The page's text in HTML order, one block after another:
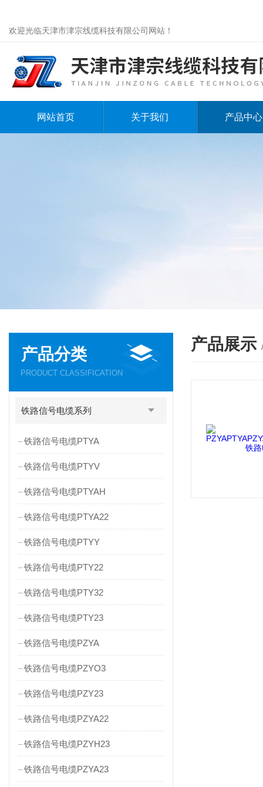
欢迎光临天津市津宗线缆科技有限公司网站！
网站首页 关于我们 产品中心
产品分类
PRODUCT CLASSIFICATION
铁路信号电缆系列
铁路信号电缆PTYA
铁路信号电缆PTYV
铁路信号电缆PTYAH
铁路信号电缆PTYA22
铁路信号电缆PTYY
铁路信号电缆PTY22
铁路信号电缆PTY32
铁路信号电缆PTY23
铁路信号电缆PZYA
铁路信号电缆PZYO3
铁路信号电缆PZY23
铁路信号电缆PZYA22
铁路信号电缆PZYH23
铁路信号电缆PZYA23
产品展示